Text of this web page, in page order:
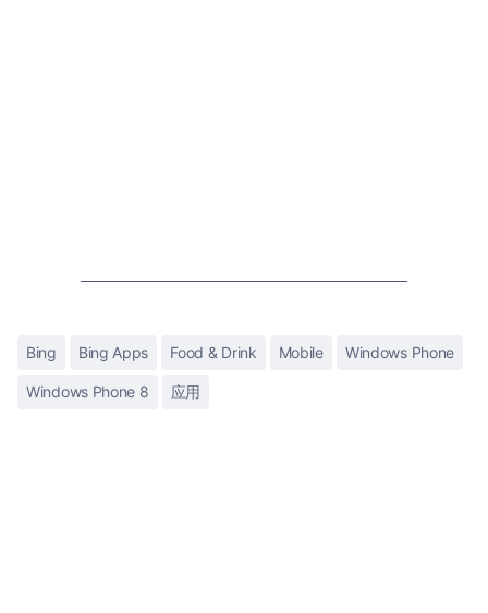
Bing Bing Apps Food & Drink Mobile Windows Phone
Windows Phone 8 应用